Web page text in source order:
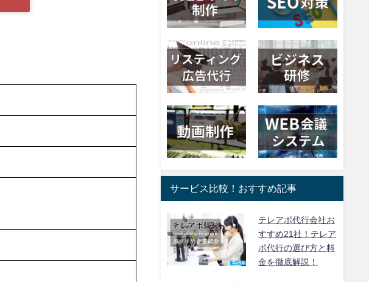
サービス比較！おすすめ記事
テレアポ代行会社お
すすめ21社！テレア
ポ代行の選び方と料
金を徹底解説！